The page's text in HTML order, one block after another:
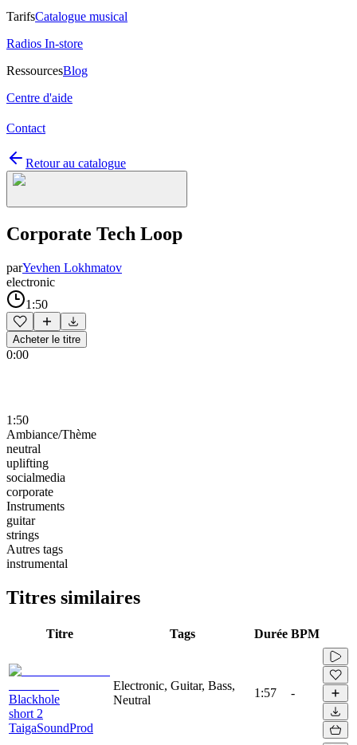
TarifsCatalogue musical
Radios In-store
RessourcesBlog
Centre d'aide
Contact
Retour au catalogue
Corporate Tech Loop
parYevhen Lokhmatov
electronic
1:50
Acheter le titre
0:00
1:50
Ambiance/Thème
neutral
uplifting
socialmedia
corporate
Instruments
guitar
strings
Autres tags
instrumental
Titres similaires
Titre Tags Durée BPM
Blackhole
short 2
TaigaSoundProd
Electronic, Guitar, Bass,
Neutral
1:57 -